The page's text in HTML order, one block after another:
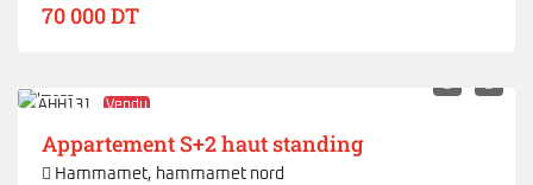
70 000 DT
AHH131 Vendu
Appartement S+2 haut standing
Hammamet, hammamet nord